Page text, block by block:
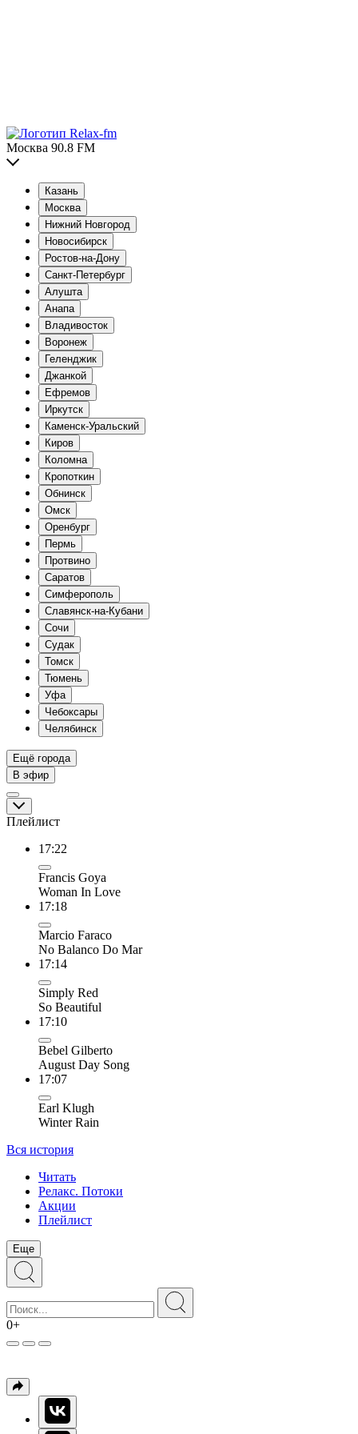
Москва 90.8 FM
Казань
Москва
Нижний Новгород
Новосибирск
Ростов-на-Дону
Санкт-Петербург
Алушта
Анапа
Владивосток
Воронеж
Геленджик
Джанкой
Ефремов
Иркутск
Каменск-Уральский
Киров
Коломна
Кропоткин
Обнинск
Омск
Оренбург
Пермь
Протвино
Саратов
Симферополь
Славянск-на-Кубани
Сочи
Судак
Томск
Тюмень
Уфа
Чебоксары
Челябинск
Ещё города
В эфир
Плейлист
17:22
Francis Goya
Woman In Love
17:18
Marcio Faraco
No Balanco Do Mar
17:14
Simply Red
So Beautiful
17:10
Bebel Gilberto
August Day Song
17:07
Earl Klugh
Winter Rain
Вся история
Читать
Релакс. Потоки
Акции
Плейлист
Еще
0+